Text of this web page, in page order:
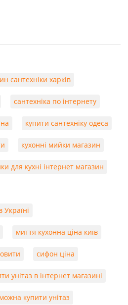
сантехніки харків
сантехніка по інтернету
купити сантехніку одеса
кухонні мийки магазин
для кухні інтернет магазин
Україні
миття кухонна ціна київ
сифон ціна
унітаз в інтернет магазині
купити унітаз